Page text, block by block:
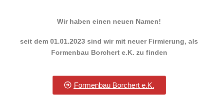
Wir haben einen neuen Namen!
seit dem 01.01.2023 sind wir mit neuer Firmierung, als
Formenbau Borchert e.K. zu finden
Formenbau Borchert e.K.